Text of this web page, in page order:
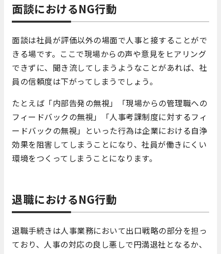
面談におけるNG行動
面談は社員が評価以外の場面で人事と接することがで
きる場です。ここで現場からの声や意見をヒアリング
できずに、聞き流してしまうようなことがあれば、社
員の信頼度は下がってしまうでしょう。
たとえば「内部告発の無視」「現場からの管理職への
フィードバックの無視」「人事考課制度に対するフィ
ードバックの無視」といった行為は企業における自浄
効果を阻害してしまうことになり、社員が働きにくい
環境をつくってしまうことになります。
退職におけるNG行動
退職手続きは人事業務において出口戦略の部分を担っ
ており、人事の対応の良し悪しで円満退社となるか、